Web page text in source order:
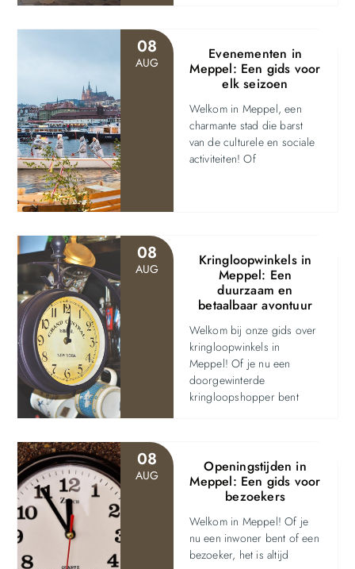
08
AUG
Evenementen in
Meppel: Een gids voor
elk seizoen
Welkom in Meppel, een
charmante stad die barst
van de culturele en sociale
activiteiten! Of
08
AUG
Kringloopwinkels in
Meppel: Een
duurzaam en
betaalbaar avontuur
Welkom bij onze gids over
kringloopwinkels in
Meppel! Of je nu een
doorgewinterde
kringloopshopper bent
08
AUG
Openingstijden in
Meppel: Een gids voor
bezoekers
Welkom in Meppel! Of je
nu een inwoner bent of een
bezoeker, het is altijd